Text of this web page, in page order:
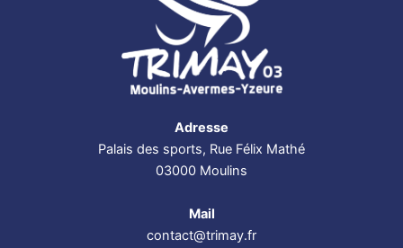
Adresse
Palais des sports, Rue Félix Mathé
03000 Moulins
Mail
contact@trimay.fr